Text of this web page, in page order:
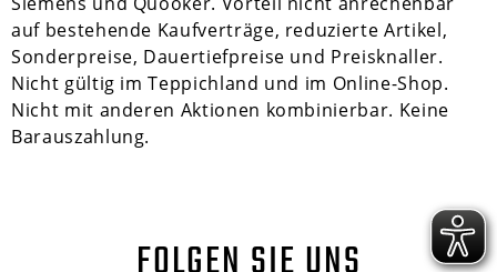
auf bestehende Kaufverträge, reduzierte Artikel,
Sonderpreise, Dauertiefpreise und Preisknaller.
Nicht gültig im Teppichland und im Online-Shop.
Nicht mit anderen Aktionen kombinierbar. Keine
Barauszahlung.